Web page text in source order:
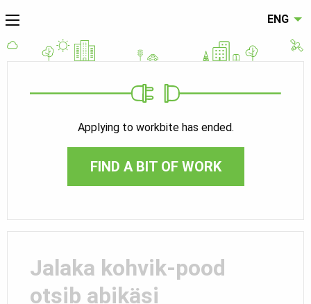
ENG
Applying to workbite has ended.
FIND A BIT OF WORK
Jalaka kohvik-pood
otsib abikäsi